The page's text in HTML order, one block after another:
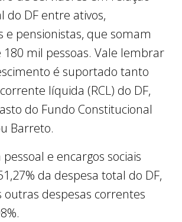
do DF entre ativos,
e pensionistas, que somam
mil pessoas. Vale lembrar
é suportado tanto
líquida (RCL) do DF,
do Fundo Constitucional
Barreto.
e encargos sociais
da despesa total do DF,
outras despesas correntes